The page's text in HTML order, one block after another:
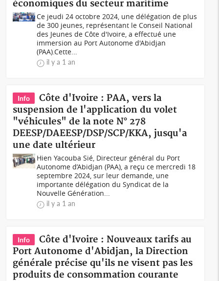
économiques du secteur maritime
Ce jeudi 24 octobre 2024, une délégation de plus
de 300 jeunes, représentant le Conseil National
des Jeunes de Côte d'Ivoire, a effectué une
immersion au Port Autonome d'Abidjan
(PAA).Cette...
il y a 1 an
Info
Côte d'Ivoire : PAA, vers la
suspension de l'application du volet
"véhicules" de la note N° 278
DEESP/DAEESP/DSP/SCP/KKA, jusqu'a
une date ultérieur
Hien Yacouba Sié, Directeur général du Port
Autonome d’Abidjan (PAA), a reçu ce mercredi 18
septembre 2024, sur leur demande, une
importante délégation du Syndicat de la
Nouvelle Génération...
il y a 1 an
Info
Côte d'Ivoire : Nouveaux tarifs au
Port Autonome d'Abidjan, la Direction
générale précise qu'ils ne visent pas les
produits de consommation courante